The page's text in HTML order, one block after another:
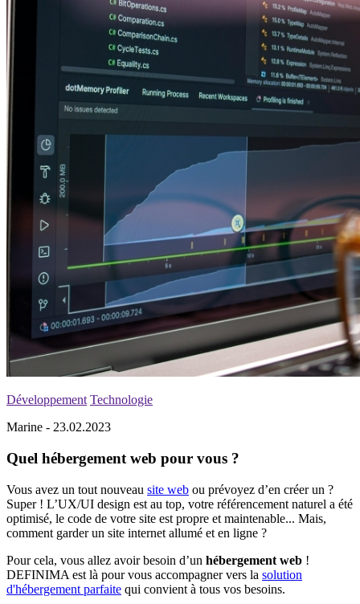
Développement Technologie
Marine - 23.02.2023
Quel hébergement web pour vous ?
Vous avez un tout nouveau site web ou prévoyez d’en créer un ?
Super ! L’UX/UI design est au top, votre référencement naturel a été
optimisé, le code de votre site est propre et maintenable... Mais,
comment garder un site internet allumé et en ligne ?
Pour cela, vous allez avoir besoin d’un hébergement web !
DEFINIMA est là pour vous accompagner vers la solution
d'hébergement parfaite qui convient à tous vos besoins.